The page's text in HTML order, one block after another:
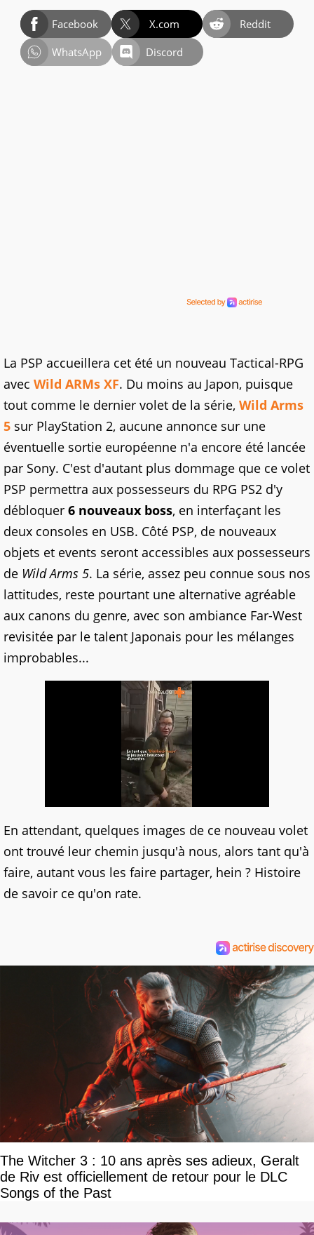
Facebook X.com
Reddit
WhatsApp
Discord
La PSP accueillera cet été un nouveau Tactical-RPG
avec Wild ARMs XF. Du moins au Japon, puisque
tout comme le dernier volet de la série, Wild Arms
5 sur PlayStation 2, aucune annonce sur une
éventuelle sortie européenne n'a encore été lancée
par Sony. C'est d'autant plus dommage que ce volet
PSP permettra aux possesseurs du RPG PS2 d'y
débloquer 6 nouveaux boss, en interfaçant les
deux consoles en USB. Côté PSP, de nouveaux
objets et events seront accessibles aux possesseurs
de Wild Arms 5. La série, assez peu connue sous nos
lattitudes, reste pourtant une alternative agréable
aux canons du genre, avec son ambiance Far-West
revisitée par le talent Japonais pour les mélanges
improbables...
En attendant, quelques images de ce nouveau volet
ont trouvé leur chemin jusqu'à nous, alors tant qu'à
faire, autant vous les faire partager, hein ? Histoire
de savoir ce qu'on rate.
The Witcher 3 : 10 ans après ses adieux, Geralt
de Riv est officiellement de retour pour le DLC
Songs of the Past